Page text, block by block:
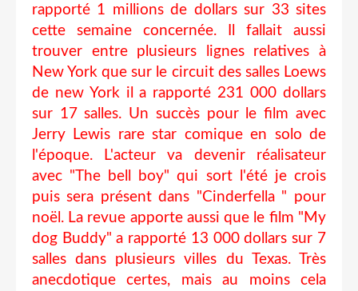
rapporté 1 millions de dollars sur 33 sites
cette semaine concernée. Il fallait aussi
trouver entre plusieurs lignes relatives à
New York que sur le circuit des salles Loews
de new York il a rapporté 231 000 dollars
sur 17 salles. Un succès pour le film avec
Jerry Lewis rare star comique en solo de
l'époque. L'acteur va devenir réalisateur
avec "The bell boy" qui sort l'été je crois
puis sera présent dans "Cinderfella " pour
noël. La revue apporte aussi que le film "My
dog Buddy" a rapporté 13 000 dollars sur 7
salles dans plusieurs villes du Texas. Très
anecdotique certes, mais au moins cela